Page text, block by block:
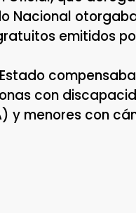
Nacional
emitidos
con
y menores con